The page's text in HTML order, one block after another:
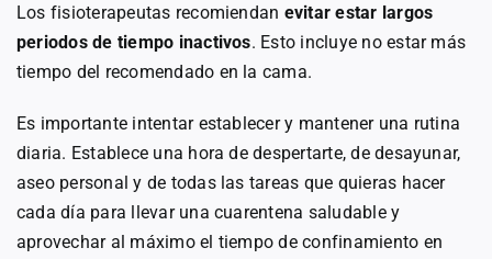
Los fisioterapeutas recomiendan evitar estar largos
periodos de tiempo inactivos. Esto incluye no estar más
tiempo del recomendado en la cama.
Es importante intentar establecer y mantener una rutina
diaria. Establece una hora de despertarte, de desayunar,
aseo personal y de todas las tareas que quieras hacer
cada día para llevar una cuarentena saludable y
aprovechar al máximo el tiempo de confinamiento en